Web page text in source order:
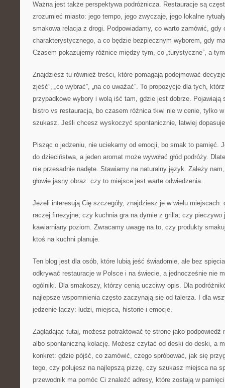
Ważna jest także perspektywa podróżnicza. Restauracje są
zrozumieć miasto: jego tempo, jego zwyczaje, jego lokalne
smakowa relacja z drogi. Podpowiadamy, co warto zamówić,
charakterystycznego, a co będzie bezpiecznym wyborem, gdy
Czasem pokazujemy różnice między tym, co „turystyczne”, a
Znajdziesz tu również treści, które pomagają podejmować
zjeść”, „co wybrać”, „na co uważać”. To propozycje dla tych,
przypadkowe wybory i wolą iść tam, gdzie jest dobrze. Pojawiają
bistro vs restauracja, bo czasem różnica tkwi nie w cenie, tylko
szukasz. Jeśli chcesz wyskoczyć spontanicznie, łatwiej
Pisząc o jedzeniu, nie uciekamy od emocji, bo smak to pamięć.
do dzieciństwa, a jeden aromat może wywołać głód podróży.
nie przesadnie nadęte. Stawiamy na naturalny język. Zależy
głowie jasny obraz: czy to miejsce jest warte odwiedzenia.
Jeżeli interesują Cię szczegóły, znajdziesz je w wielu
raczej finezyjne; czy kuchnia gra na dymie z grilla; czy
kawiarniany poziom. Zwracamy uwagę na to, czy produkty
ktoś na kuchni planuje.
Ten blog jest dla osób, które lubią jeść świadomie, ale bez
odkrywać restauracje w Polsce i na świecie, a jednocześnie nie
ogólniki. Dla smakoszy, którzy cenią uczciwy opis. Dla
najlepsze wspomnienia często zaczynają się od talerza. I dla
jedzenie łączy: ludzi, miejsca, historie i emocje.
Zaglądając tutaj, możesz potraktować tę stronę jako
albo spontaniczną kolację. Możesz czytać od deski do deski, a
konkret: gdzie pójść, co zamówić, czego spróbować, jak się
tego, czy polujesz na najlepszą pizzę, czy szukasz miejsca na
przewodnik ma pomóc Ci znaleźć adresy, które zostają w